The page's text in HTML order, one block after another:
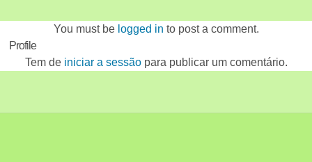
You must be logged in to post a comment.
Profile
Tem de iniciar a sessãopara publicar um comentário.